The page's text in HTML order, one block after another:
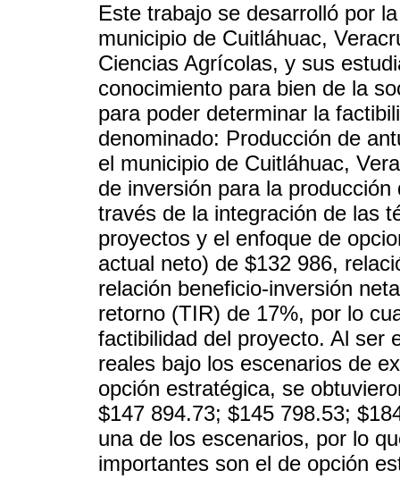
Este trabajo se desarrolló por
municipio de Cuitláhuac,
Ciencias Agrícolas, y sus
conocimiento para bien de la
para poder determinar la
denominado: Producción de
el municipio de Cuitláhuac,
de inversión para la
través de la integración de las
proyectos y el enfoque de
actual neto) de $132 986,
relación beneficio-inversión
retorno (TIR) de 17%, por lo
factibilidad del proyecto. Al ser
reales bajo los escenarios de
opción estratégica, se
$147 894.73; $145 798.53;
una de los escenarios, por lo
importantes son el de opción